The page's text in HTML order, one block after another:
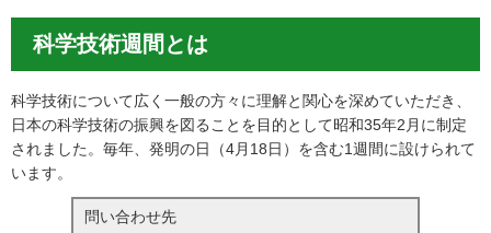
科学技術週間とは
科学技術について広く一般の方々に理解と関心を深めていただき、
日本の科学技術の振興を図ることを目的として昭和35年2月に制定
されました。毎年、発明の日（4月18日）を含む1週間に設けられて
います。
問い合わせ先